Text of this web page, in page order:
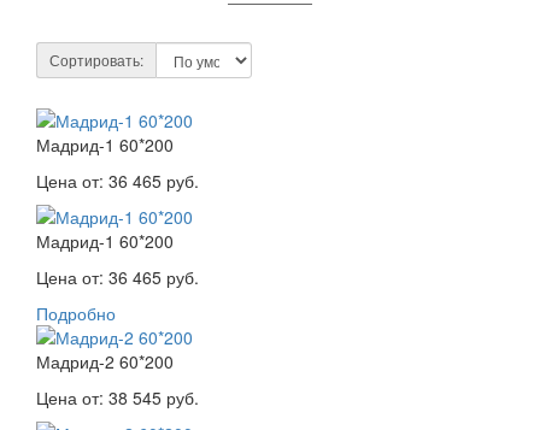
Сортировать:
Мадрид-1 60*200
Цена от: 36 465 руб.
Мадрид-1 60*200
Цена от: 36 465 руб.
Подробно
Мадрид-2 60*200
Цена от: 38 545 руб.